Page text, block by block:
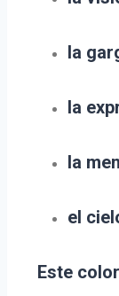
la
la
la
el
Este